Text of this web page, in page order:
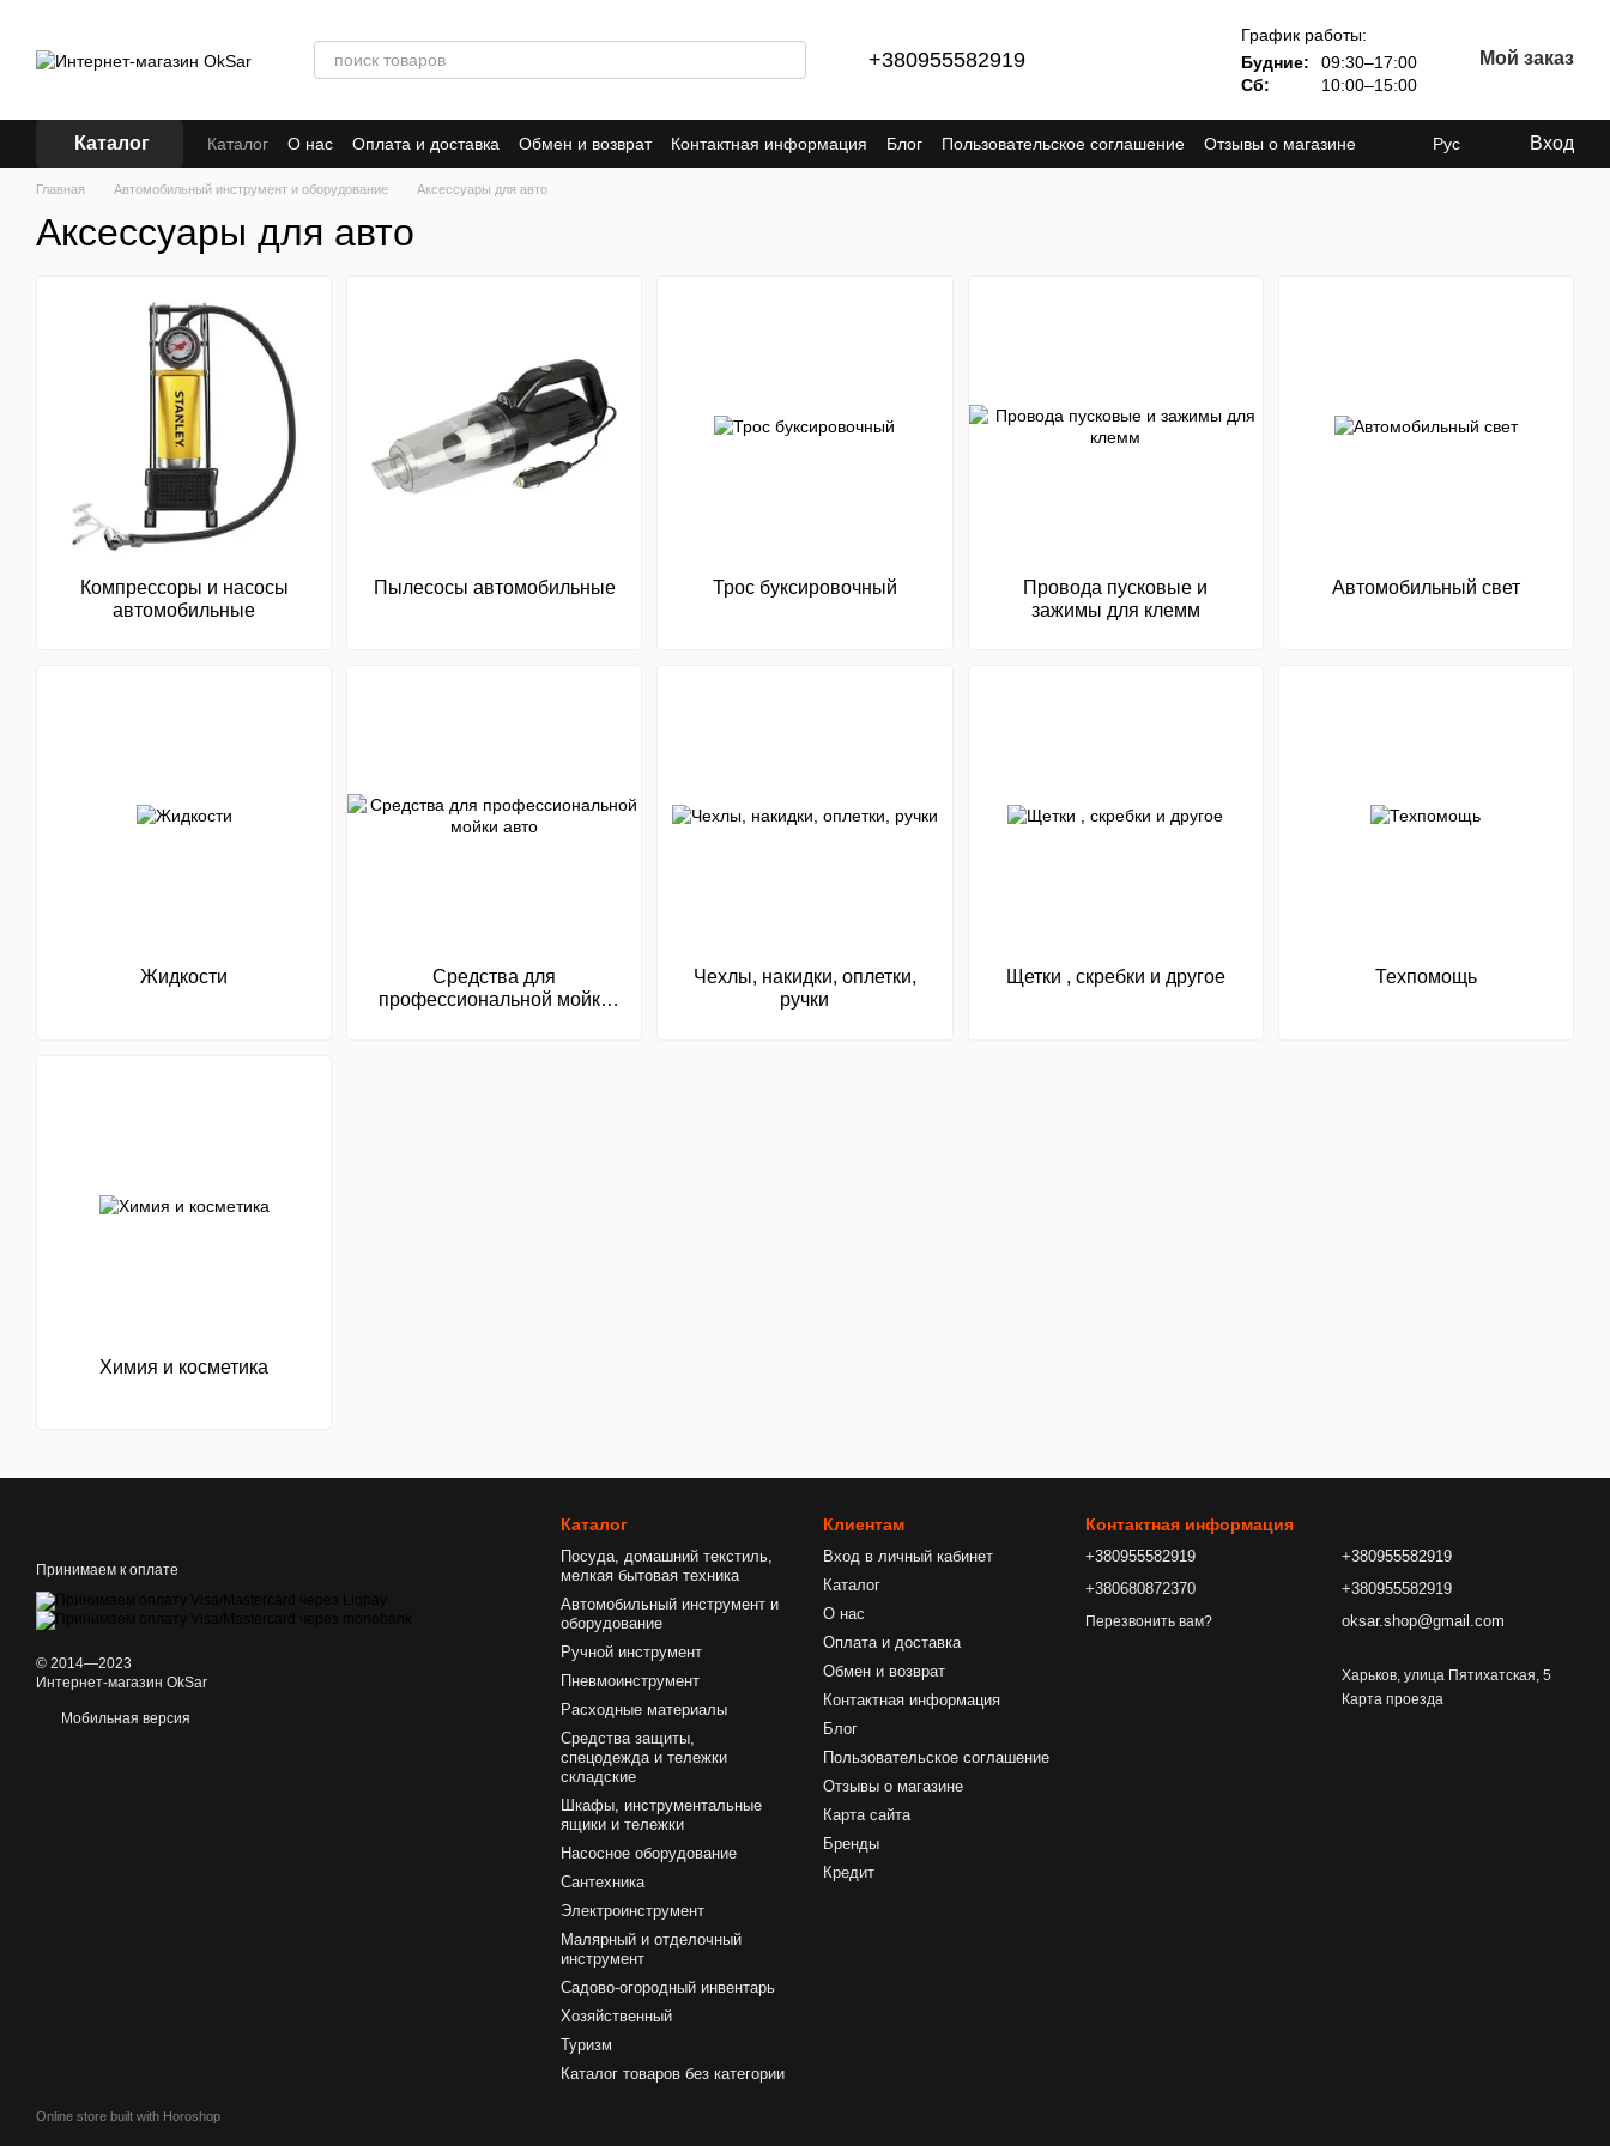
+380955582919
График работы:
Будние:
09:30–17:00
Сб:
10:00–15:00
Мой заказ
Каталог Каталог О нас Оплата и доставка Обмен и возврат Контактная информация Блог Пользовательское соглашение
Отзывы о магазине
Бренды
Кредит
Рус Вход
Главная Автомобильный инструмент и оборудование Аксессуары для авто
Аксессуары для авто
Компрессоры и насосы
автомобильные
Пылесосы автомобильные Трос буксировочный
Провода пусковые и
зажимы для клемм
Автомобильный свет
Жидкости
Средства для
профессиональной мойки
Чехлы, накидки, оплетки,
ручки
Щетки , скребки и другое Техпомощь
Химия и косметика
Принимаем к оплате
© 2014—2023
Интернет-магазин OkSar
Мобильная версия
Online store built with Horoshop
Каталог
Посуда, домашний текстиль,
мелкая бытовая техника
Автомобильный инструмент и
оборудование
Ручной инструмент
Пневмоинструмент
Расходные материалы
Средства защиты,
спецодежда и тележки
складские
Шкафы, инструментальные
ящики и тележки
Насосное оборудование
Сантехника
Электроинструмент
Малярный и отделочный
инструмент
Садово-огородный инвентарь
Хозяйственный
Туризм
Каталог товаров без категории
Клиентам
Вход в личный кабинет
Каталог
О нас
Оплата и доставка
Обмен и возврат
Контактная информация
Блог
Пользовательское соглашение
Отзывы о магазине
Карта сайта
Бренды
Кредит
Контактная информация
+380955582919
+380680872370
Перезвонить вам?
+380955582919
+380955582919
oksar.shop@gmail.com
Харьков, улица Пятихатская, 5
Карта проезда